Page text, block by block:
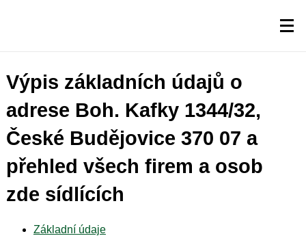
Výpis základních údajů o
adrese Boh. Kafky 1344/32,
České Budějovice 370 07 a
přehled všech firem a osob
zde sídlících
Základní údaje